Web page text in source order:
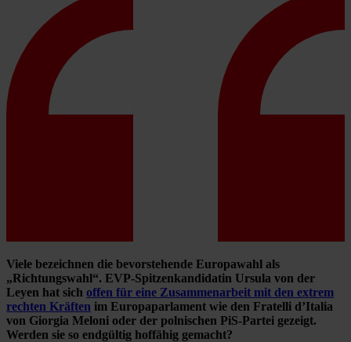
Viele bezeichnen die bevorstehende Europawahl als
„Richtungswahl“. EVP-Spitzenkandidatin Ursula von der
Leyen hat sich offen für eine Zusammenarbeit mit den extrem
rechten Kräften im Europaparlament wie den Fratelli d’Italia
von Giorgia Meloni oder der polnischen PiS-Partei gezeigt.
Werden sie so endgültig hoffähig gemacht?